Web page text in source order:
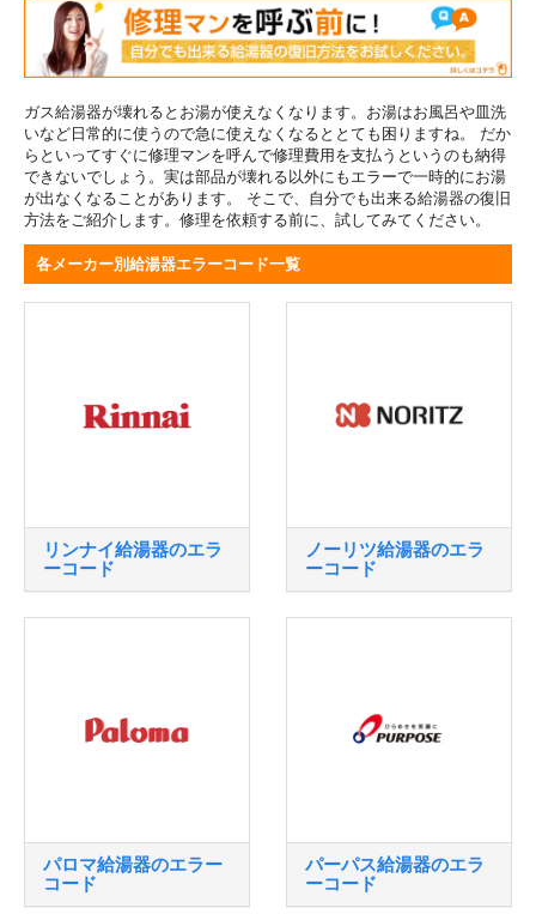
ガス給湯器が壊れるとお湯が使えなくなります。お湯はお風呂や皿洗
いなど日常的に使うので急に使えなくなるととても困りますね。 だか
らといってすぐに修理マンを呼んで修理費用を支払うというのも納得
できないでしょう。実は部品が壊れる以外にもエラーで一時的にお湯
が出なくなることがあります。 そこで、自分でも出来る給湯器の復旧
方法をご紹介します。修理を依頼する前に、試してみてください。
各メーカー別給湯器エラーコード一覧
リンナイ給湯器のエラ
ーコード
ノーリツ給湯器のエラ
ーコード
パロマ給湯器のエラー
コード
パーパス給湯器のエラ
ーコード